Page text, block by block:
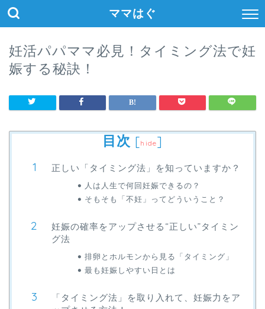
ママはぐ
妊活パパママ必見！タイミング法で妊
娠する秘訣！
目次 [hide]
正しい「タイミング法」を知っていますか？
人は人生で何回妊娠できるの？
そもそも「不妊」ってどういうこと？
妊娠の確率をアップさせる“正しい”タイミン
グ法
排卵とホルモンから見る「タイミング」
最も妊娠しやすい日とは
「タイミング法」を取り入れて、妊娠力をア